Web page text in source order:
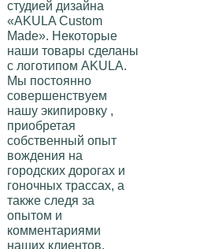
студией дизайна
«AKULA Custom
Made». Некоторые
наши товары сделаны
с логотипомAKULA.
Мы постоянно
совершенствуем
нашу экипировку ,
приобретая
собственный опыт
вождения на
городских дорогах и
гоночных трассах, а
также следя за
опытом и
комментариями
наших клиентов.